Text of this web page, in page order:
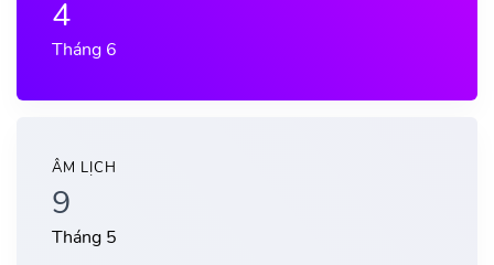
4
Tháng 6
ÂM LỊCH
9
Tháng 5